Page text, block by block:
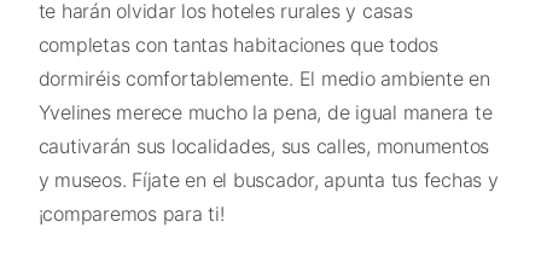
te harán olvidar los hoteles rurales y casas
completas con tantas habitaciones que todos
dormiréis comfortablemente. El medio ambiente en
Yvelines merece mucho la pena, de igual manera te
cautivarán sus localidades, sus calles, monumentos
y museos. Fíjate en el buscador, apunta tus fechas y
¡comparemos para ti!